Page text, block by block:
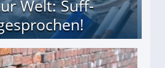
Welt: Suff-